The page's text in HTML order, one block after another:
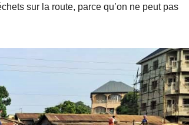
sur la route, parce qu’on ne peut pas